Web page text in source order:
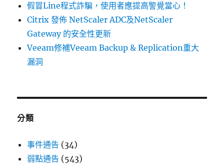
假冒Line程式詐騙，使用者應提高警覺當心！
Citrix 發佈 NetScaler ADC及NetScaler
Gateway 的安全性更新
Veeam修補Veeam Backup & Replication重大
漏洞
分類
事件通告 (34)
弱點通告 (543)